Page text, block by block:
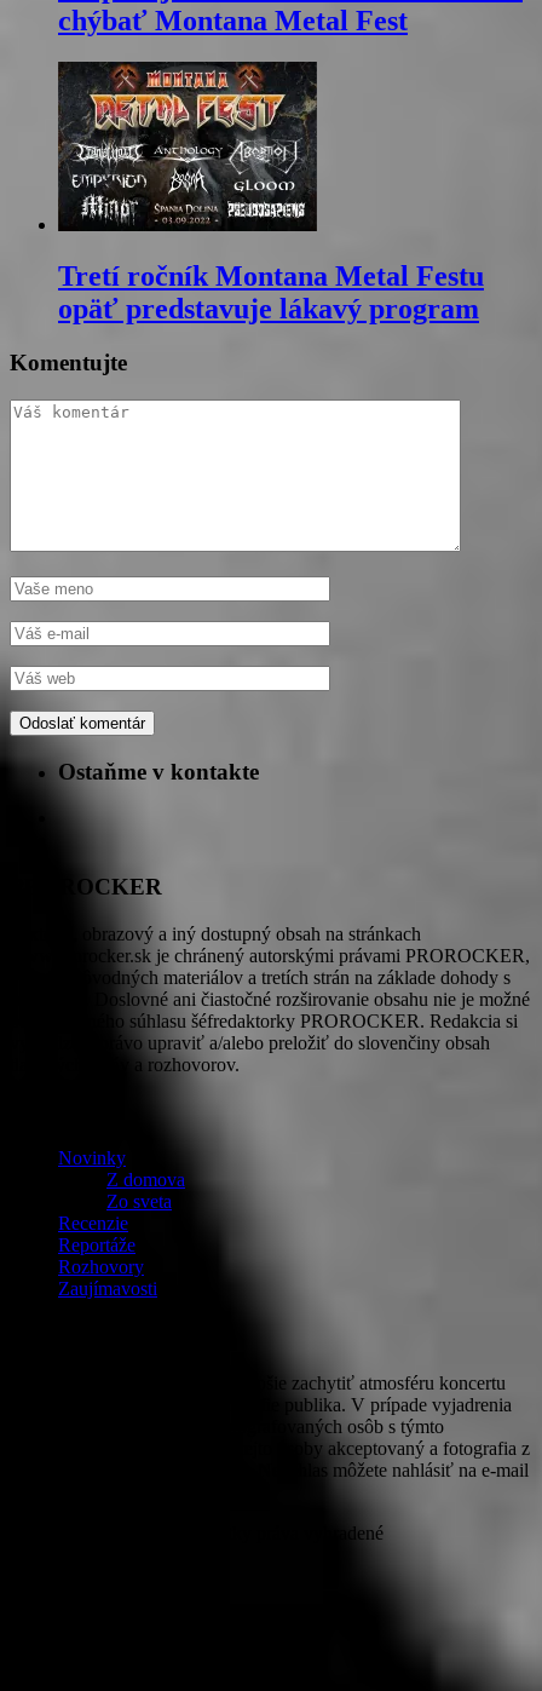
chýbať Montana Metal Fest
Tretí ročník Montana Metal Festu
opäť predstavuje lákavý program
Komentujte
Ostaňme v kontakte
PROROCKER
Textový, obrazový a iný dostupný obsah na stránkach
www.prorocker.sk je chránený autorskými právami PROROCKER,
autorov pôvodných materiálov a tretích strán na základe dohody s
redakciou. Doslovné ani čiastočné rozširovanie obsahu nie je možné
bez písomného súhlasu šéfredaktorky PROROCKER. Redakcia si
vyhradzuje právo upraviť a/alebo preložiť do slovenčiny obsah
tlačových správ a rozhovorov.
Novinky
Z domova
Zo sveta
Recenzie
Reportáže
Rozhovory
Zaujímavosti
PROROCKER v snahe čo najlepšie zachytiť atmosféru koncertu
zhotovuje a uverejňuje aj fotografie publika. V prípade vyjadrenia
nesúhlasu zúčastnených odfotografovaných osôb s týmto
zverejňovaním bude nesúhlas tejto osoby akceptovaný a fotografia z
webového priestoru odstránená. Nesúhlas môžete nahlásiť na e-mail
© PROROCKER 2020 Všetky práva vyhradené